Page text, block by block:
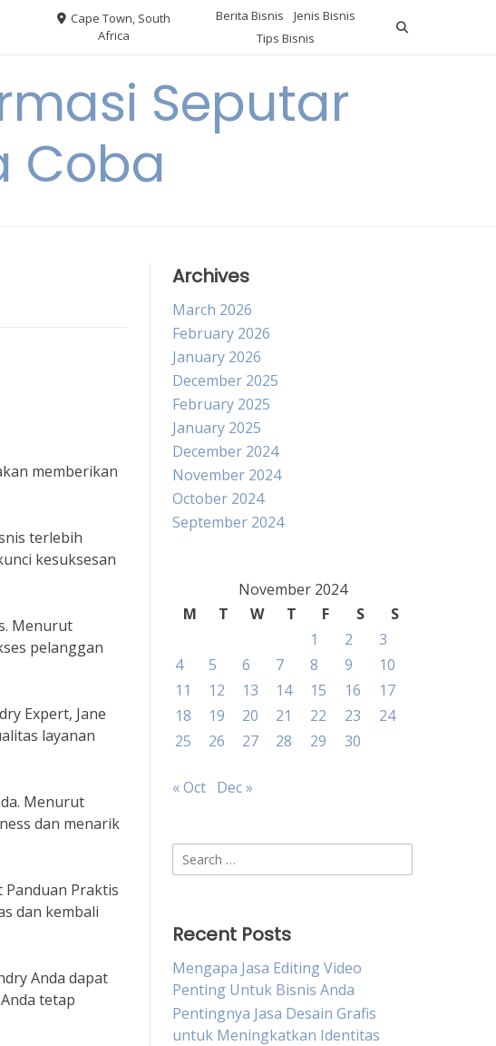
Cape Town, South
Africa
Berita Bisnis
Jenis Bisnis
Tips Bisnis
Seputar
Coba
memberikan
terlebih
kesuksesan
Menurut
pelanggan
Expert, Jane
layanan
Menurut
dan menarik
Praktis
dan kembali
Anda dapat
tetap
Archives
March 2026
February 2026
January 2026
December 2025
February 2025
January 2025
December 2024
November 2024
October 2024
September 2024
November 2024
M
T W T F S
S
1
2
3
4
5 6 7 8 9
10
11
12 13 14 15 16
17
18
19 20 21 22 23
24
25
26 27 28 29 30
« Oct Dec »
Search
for:
Recent Posts
Mengapa Jasa Editing Video
Penting Untuk Bisnis Anda
Pentingnya Jasa Desain Grafis
untuk Meningkatkan Identitas